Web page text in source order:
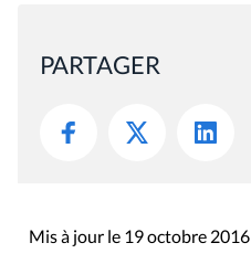
PARTAGER
Mis à jour le 19 octobre 2016